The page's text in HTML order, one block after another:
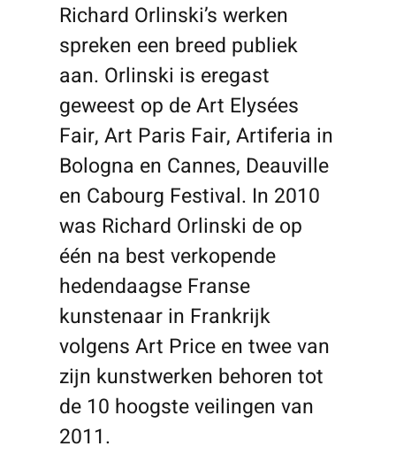
Richard Orlinski’s werken
spreken een breed publiek
aan. Orlinski is eregast
geweest op de Art Elysées
Fair, Art Paris Fair, Artiferia in
Bologna en Cannes, Deauville
en Cabourg Festival. In 2010
was Richard Orlinski de op
één na best verkopende
hedendaagse Franse
kunstenaar in Frankrijk
volgens Art Price en twee van
zijn kunstwerken behoren tot
de 10 hoogste veilingen van
2011.